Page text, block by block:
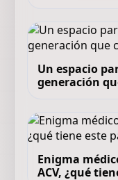
Un espacio
generación
Enigma
ACV, ¿qué